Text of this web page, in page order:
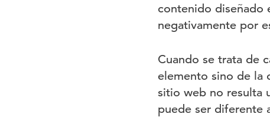
contenido diseñado
negativamente por
Cuando se trata de
elemento sino de la
sitio web no resulta
puede ser diferente